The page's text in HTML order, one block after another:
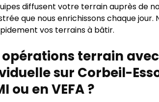
diffusent votre terrain auprès de
que nous enrichissons chaque jour.
vos terrains à bâtir.
opérations terrain
sur Corbeil-
ou en VEFA ?